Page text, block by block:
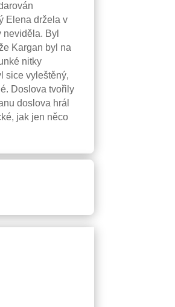
Elena držela v
Byl
Kargan byl na
nitky
sice vyleštěný,
Doslova tvořily
doslova hrál
jak jen něco